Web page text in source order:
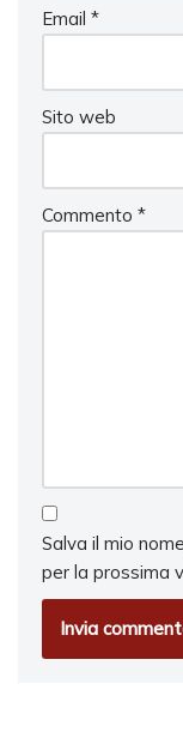
Email *
Sito web
Commento *
Salva il mio
per la prossima